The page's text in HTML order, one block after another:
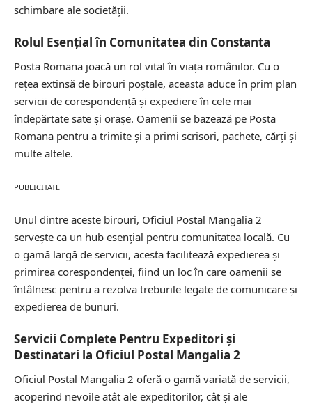
schimbare ale societății.
Rolul Esențial în Comunitatea din Constanta
Posta Romana joacă un rol vital în viața românilor. Cu o
rețea extinsă de birouri poștale, aceasta aduce în prim plan
servicii de corespondență și expediere în cele mai
îndepărtate sate și orașe. Oamenii se bazează pe Posta
Romana pentru a trimite și a primi scrisori, pachete, cărți și
multe altele.
PUBLICITATE
Unul dintre aceste birouri, Oficiul Postal Mangalia 2
servește ca un hub esențial pentru comunitatea locală. Cu
o gamă largă de servicii, acesta facilitează expedierea și
primirea corespondenței, fiind un loc în care oamenii se
întâlnesc pentru a rezolva treburile legate de comunicare și
expedierea de bunuri.
Servicii Complete Pentru Expeditori și
Destinatari la Oficiul Postal Mangalia 2
Oficiul Postal Mangalia 2 oferă o gamă variată de servicii,
acoperind nevoile atât ale expeditorilor, cât și ale